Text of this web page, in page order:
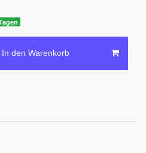
In den Warenkorb